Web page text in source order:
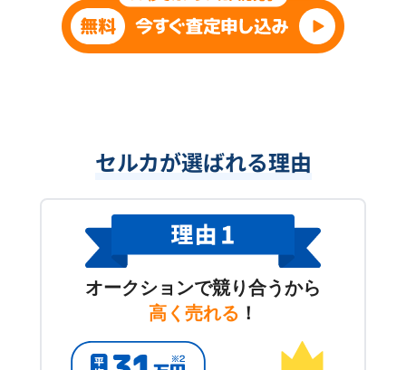
セルカが選ばれる理由
オークションで競り合うから
高く売れる ！